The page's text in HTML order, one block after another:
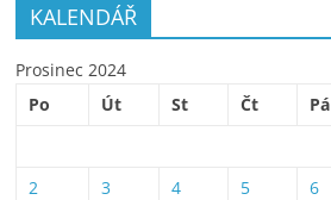
KALENDÁŘ
Prosinec 2024
Po
Út St Čt Pá
2
3 4 5 6